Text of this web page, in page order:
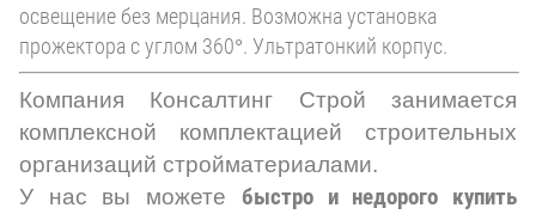
освещение без мерцания. Возможна установка
прожектора с углом 360°. Ультратонкий корпус.
Компания Консалтинг Строй занимается
комплексной комплектацией строительных
организаций стройматериалами.
У нас вы можете быстро и недорого купить